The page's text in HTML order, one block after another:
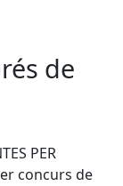
de
PER
concurs de